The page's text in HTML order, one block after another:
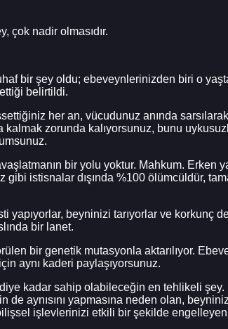
çok nadir olmasıdır.
bir şey oldu; ebeveynlerinizden biri o
belirtildi.
her an, vücudunuz anında sarsılarak
kalmak zorunda kalıyorsunuz, bunu
bir yolu yoktur. Mahkum. Erken
istisnalar dışında %100 ölümcüldür,
yapıyorlar, beyninizi tarıyorlar ve korkunç
bir lanet.
bir genetik mutasyonla aktarılıyor.
aynı kaderi paylaşıyorsunuz.
kadar sahip olabileceğin en tehlikeli
aynısını yapmasına neden olan,
işlevlerinizi etkili bir şekilde